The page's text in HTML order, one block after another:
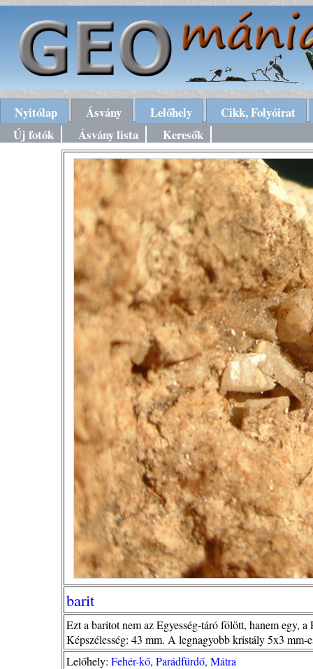
Nyitólap Ásvány Lelőhely
Cikk, Folyóirat
Új fotók
Ásvány lista Keresők
barit
Ezt a baritot nem az Egyesség-táró fölött, hanem egy,
Képszélesség: 43 mm. A legnagyobb kristály 5x3 mm-
Lelőhely: Fehér-kő, Parádfürdő, Mátra